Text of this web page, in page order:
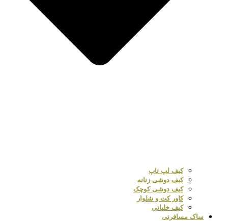
کیف لپ تاپ
کیف دوشی زنانه
کیف دوشی کوچک
کاور کت و شلوار
کیف خلبانی
ساک مسافرتی